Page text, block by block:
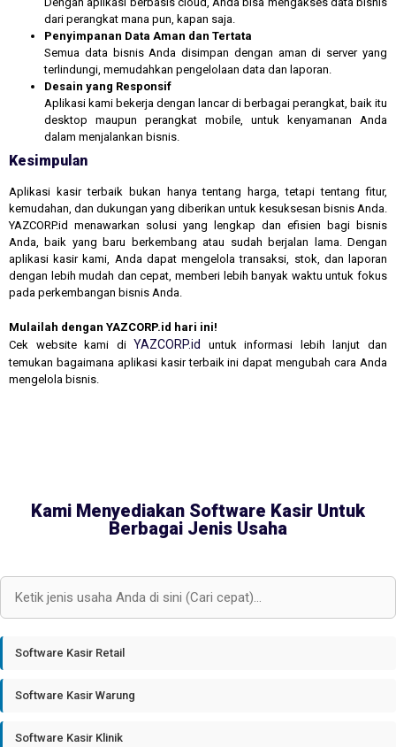
dari perangkat mana pun, kapan saja.
Penyimpanan Data Aman dan Tertata
Semua data bisnis Anda disimpan dengan aman di server yang
terlindungi, memudahkan pengelolaan data dan laporan.
Desain yang Responsif
Aplikasi kami bekerja dengan lancar di berbagai perangkat, baik itu
desktop maupun perangkat mobile, untuk kenyamanan Anda
dalam menjalankan bisnis.
Kesimpulan
Aplikasi kasir terbaik bukan hanya tentang harga, tetapi tentang fitur,
kemudahan, dan dukungan yang diberikan untuk kesuksesan bisnis Anda.
YAZCORP.id menawarkan solusi yang lengkap dan efisien bagi bisnis
Anda, baik yang baru berkembang atau sudah berjalan lama. Dengan
aplikasi kasir kami, Anda dapat mengelola transaksi, stok, dan laporan
dengan lebih mudah dan cepat, memberi lebih banyak waktu untuk fokus
pada perkembangan bisnis Anda.
Mulailah dengan YAZCORP.id hari ini!
Cek website kami di YAZCORP.id
untuk informasi lebih lanjut dan
temukan bagaimana aplikasi kasir terbaik ini dapat mengubah cara Anda
mengelola bisnis.
Kami Menyediakan Software Kasir Untuk
Berbagai Jenis Usaha
Software Kasir Retail
Software Kasir Warung
Software Kasir Klinik